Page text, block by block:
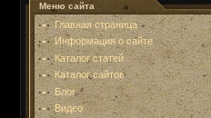
Меню сайта
Главная страница
Информация о сайте
Каталог статей
Каталог сайтов
Блог
Видео